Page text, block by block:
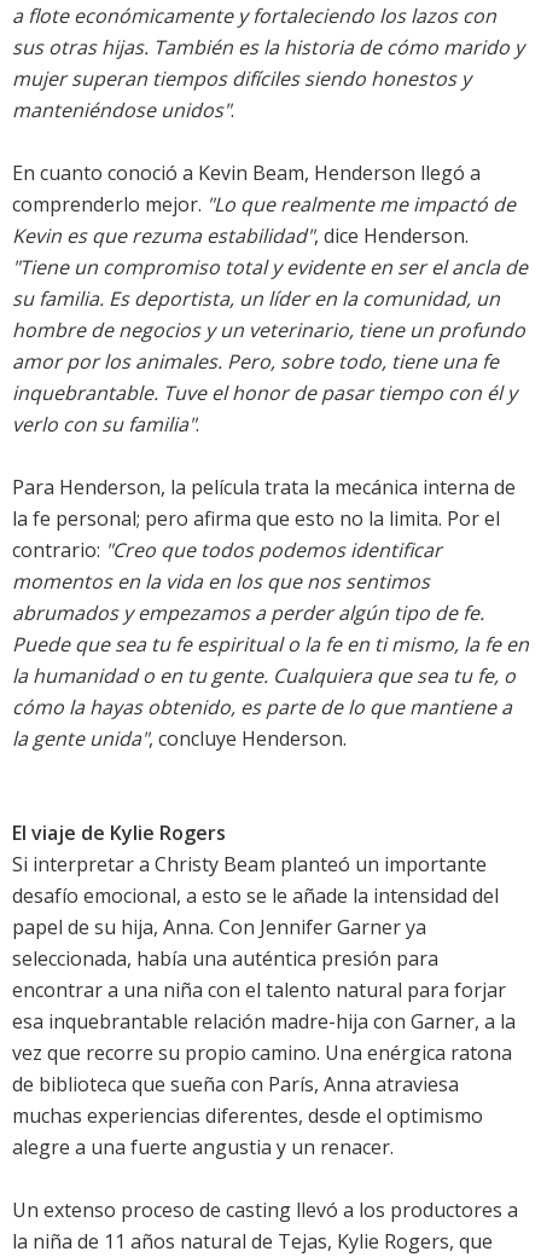
a flote económicamente y fortaleciendo los lazos con
sus otras hijas. También es la historia de cómo marido y
mujer superan tiempos difíciles siendo honestos y
manteniéndose unidos".
En cuanto conoció a Kevin Beam, Henderson llegó a
comprenderlo mejor. "Lo que realmente me impactó de
Kevin es que rezuma estabilidad", dice Henderson.
"Tiene un compromiso total y evidente en ser el ancla de
su familia. Es deportista, un líder en la comunidad, un
hombre de negocios y un veterinario, tiene un profundo
amor por los animales. Pero, sobre todo, tiene una fe
inquebrantable. Tuve el honor de pasar tiempo con él y
verlo con su familia".
Para Henderson, la película trata la mecánica interna de
la fe personal; pero afirma que esto no la limita. Por el
contrario: "Creo que todos podemos identificar
momentos en la vida en los que nos sentimos
abrumados y empezamos a perder algún tipo de fe.
Puede que sea tu fe espiritual o la fe en ti mismo, la fe en
la humanidad o en tu gente. Cualquiera que sea tu fe, o
cómo la hayas obtenido, es parte de lo que mantiene a
la gente unida", concluye Henderson.
El viaje de Kylie Rogers
Si interpretar a Christy Beam planteó un importante
desafío emocional, a esto se le añade la intensidad del
papel de su hija, Anna. Con Jennifer Garner ya
seleccionada, había una auténtica presión para
encontrar a una niña con el talento natural para forjar
esa inquebrantable relación madre-hija con Garner, a la
vez que recorre su propio camino. Una enérgica ratona
de biblioteca que sueña con París, Anna atraviesa
muchas experiencias diferentes, desde el optimismo
alegre a una fuerte angustia y un renacer.
Un extenso proceso de casting llevó a los productores a
la niña de 11 años natural de Tejas, Kylie Rogers, que